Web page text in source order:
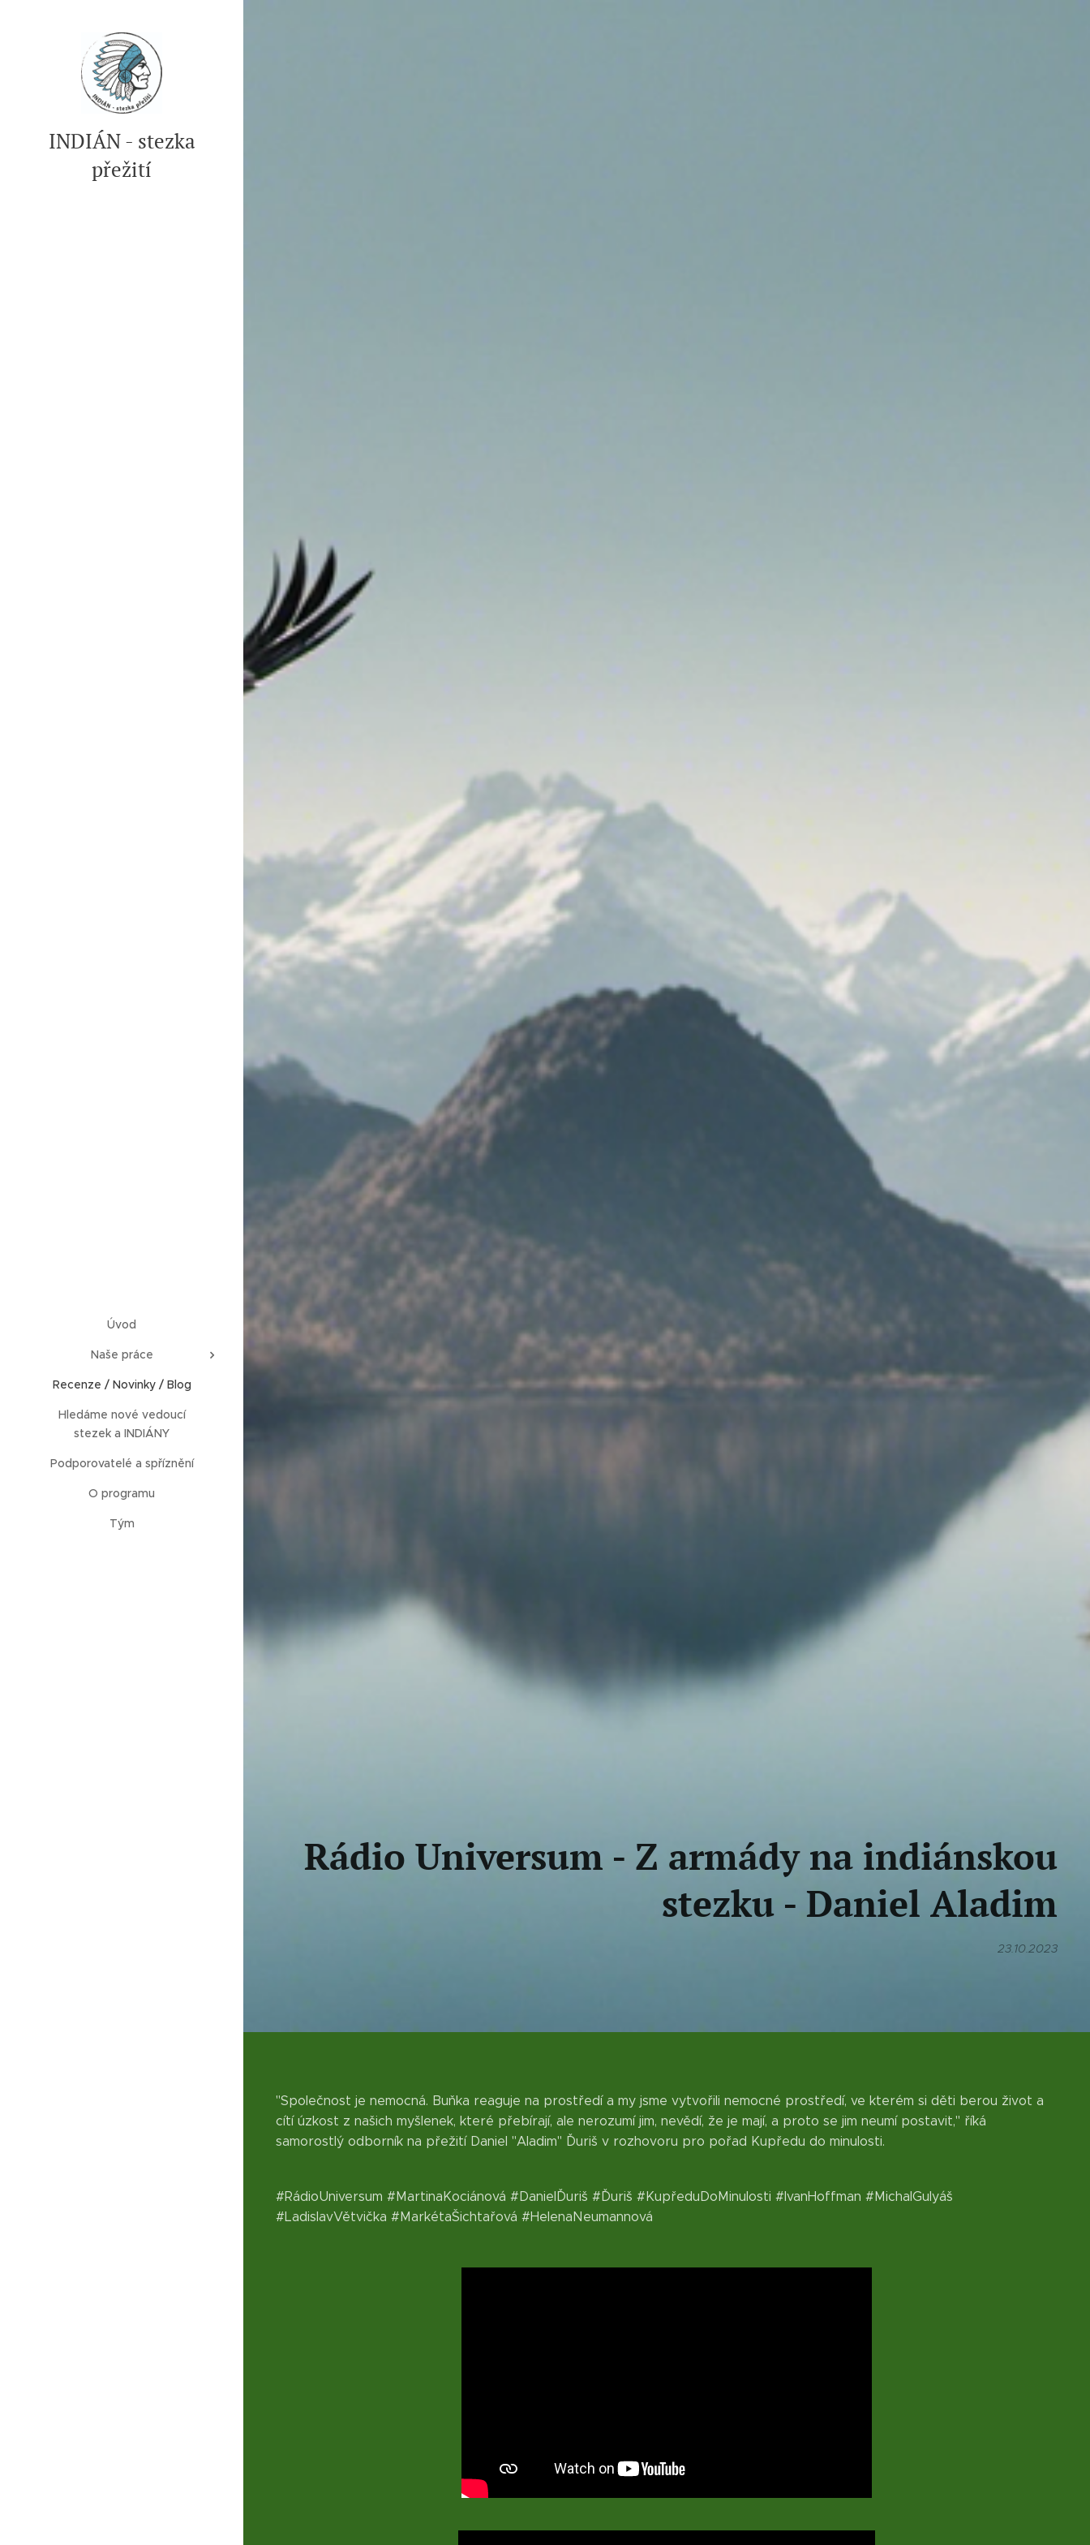
INDIÁN - stezka
přežití
Úvod
Naše práce
Recenze / Novinky / Blog
Hledáme nové vedoucí
stezek a INDIÁNY
Podporovatelé a spříznění
O programu
Tým
Rádio Universum - Z armády na indiánskou
stezku - Daniel Aladim
23.10.2023
"Společnost je nemocná. Buňka reaguje na prostředí a my jsme vytvořili nemocné prostředí, ve kterém si děti berou život a
cítí úzkost z našich myšlenek, které přebírají, ale nerozumí jim, nevědí, že je mají, a proto se jim neumí postavit," říká
samorostlý odborník na přežití Daniel "Aladim" Ďuriš v rozhovoru pro pořad Kupředu do minulosti.
#RádioUniversum #MartinaKociánová #DanielĎuriš #Ďuriš #KupředuDoMinulosti #IvanHoffman #MichalGulyáš
#LadislavVětvička #MarkétaŠichtařová #HelenaNeumannová